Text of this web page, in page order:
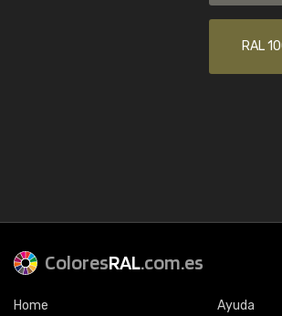
RAL
ColoresRAL.com.es
Home Ayuda